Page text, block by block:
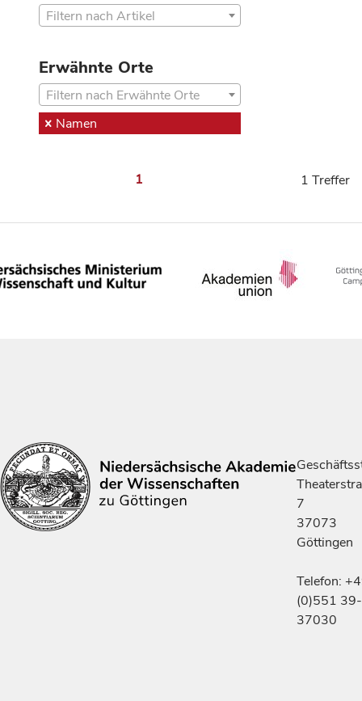
Filtern nach Artikel
Erwähnte Orte
Filtern nach Erwähnte Orte
Namen
1 1 Treffer
7
37073
Göttingen
Telefon:
(0)551 39-
37030